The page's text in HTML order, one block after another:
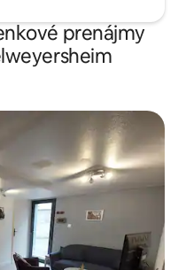
prenájmy